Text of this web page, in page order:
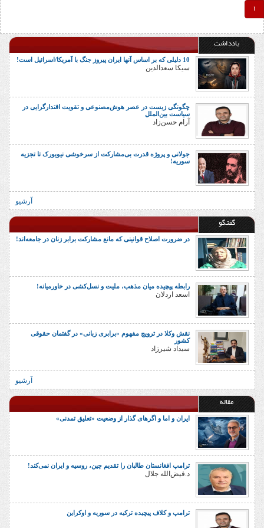
1
یادداشت
10 دلیلی که بر اساس آنها ایران پیروز جنگ با آمریکا/اسرائیل است!
سیکا سعدالدین
چگونگی زیست در عصر هوش‌مصنوعی و تقویت اقتدارگرایی در
سیاست بین‌الملل
آرام حسن‌زاد
جولانی و پروژه قدرت بی‌مشارکت از سرخوشی نیویورک تا تجزیه
سوریه!
آرشیو
گفتگو
در ضرورت اصلاح قوانینی که مانع مشارکت برابر زنان در جامعه‌اند!
رابطه پیچیده میان مذهب، ملیت و نسل‌کشی در خاورمیانه!
اسعد اردلان
نقش وکلا در ترویج مفهوم «برابری زبانی» در گفتمان حقوقی
کشور
سیداد شیرزاد
آرشیو
مقاله
ایران و اما و اگرهای گذار از وضعیت «تعلیق تمدنی»
ترامپ افغانستان طالبان را تقدیم چین، روسیه و ایران نمی‌کند!
د.فیض‌الله جلال
ترامپ و کلاف پیچیده ترکیه در سوریه و اوکراین